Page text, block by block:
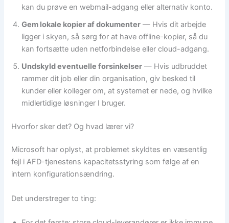
kan du prøve en webmail-adgang eller alternativ konto.
Gem lokale kopier af dokumenter — Hvis dit arbejde
ligger i skyen, så sørg for at have offline-kopier, så du
kan fortsætte uden netforbindelse eller cloud-adgang.
Undskyld eventuelle forsinkelser — Hvis udbruddet
rammer dit job eller din organisation, giv besked til
kunder eller kolleger om, at systemet er nede, og hvilke
midlertidige løsninger I bruger.
Hvorfor sker det? Og hvad lærer vi?
Microsoft har oplyst, at problemet skyldtes en væsentlig
fejl i AFD-tjenestens kapacitetsstyring som følge af en
intern konfigurationsændring.
Det understreger to ting: